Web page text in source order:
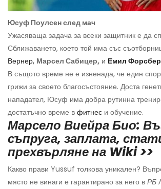
Юсуф Поулсен след мач
Ужасяваща задача за всеки защитник е да
Сближаването, което той има със
Вернер, Марсел Сабицер, и Емил
В същото време не е изненада, че един
грижи за своето благосъстояние. Доста
нападател, Юсуф има добра рутинна
достатъчно време в фитнес и обучение.
Марсело Виейра Био:
съпруга, заплата,
прехвърляне на Wiki >>
Какво прави Yussuf толкова уникален?
място не винаги е гарантирано за него в РБ